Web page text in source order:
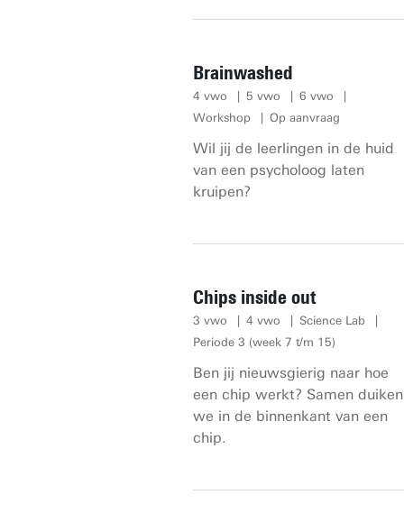
Brainwashed
4 vwo 5 vwo
6 vwo
Workshop
Op aanvraag
Wil jij de leerlingen in de huid
van een psycholoog laten
kruipen?
Chips inside out
3 vwo 4 vwo
Science Lab
Periode 3 (week 7 t/m 15)
Ben jij nieuwsgierig naar hoe
een chip werkt? Samen duiken
we in de binnenkant van een
chip.